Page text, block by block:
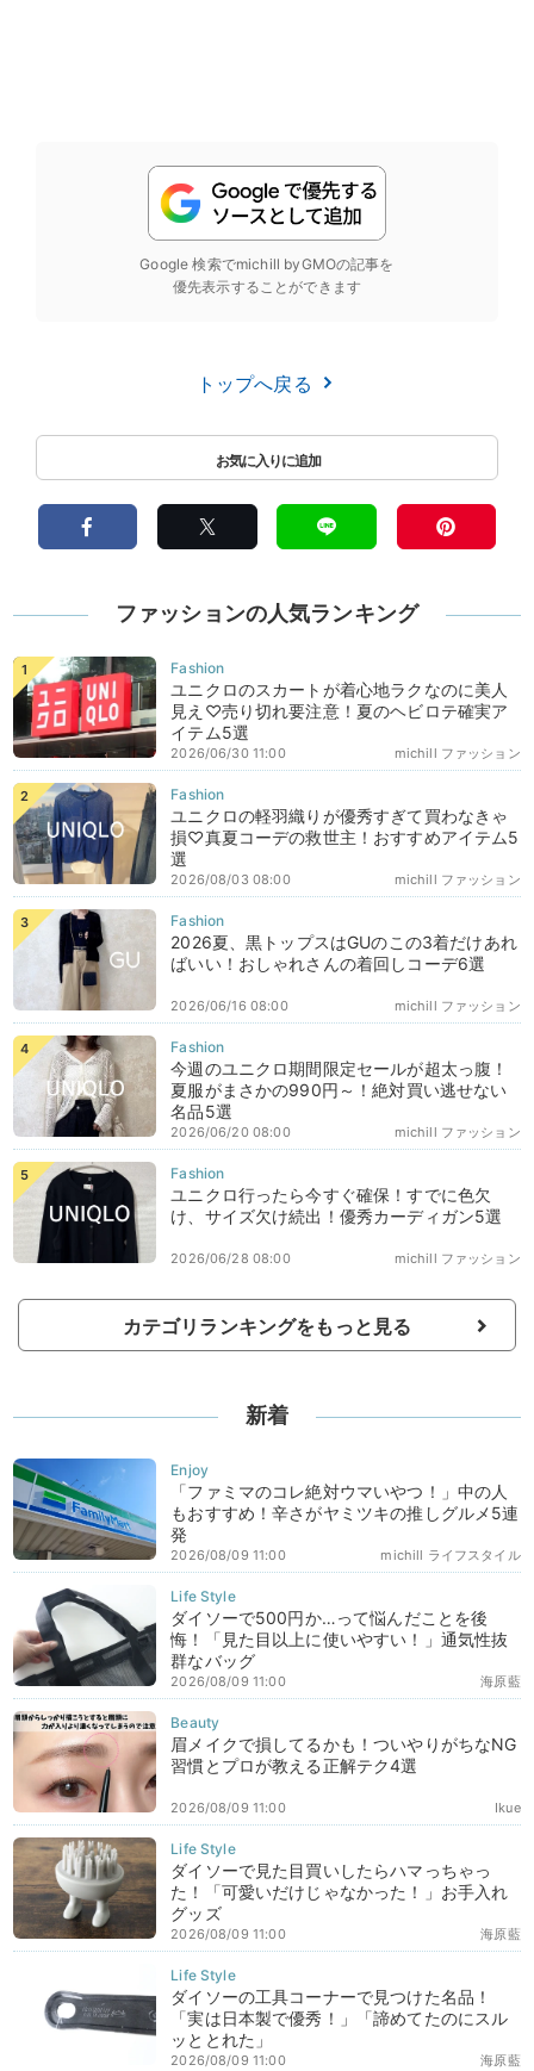
Google 検索でmichill byGMOの記事を
優先表示することができます
トップへ戻る
ファッションの人気ランキング
ユニクロのスカートが着心地ラクなのに美人
見え♡売り切れ要注意！夏のヘビロテ確実ア
イテム5選
michill ファッション
2026/06/30 11:00
ユニクロの軽羽織りが優秀すぎて買わなきゃ
損♡真夏コーデの救世主！おすすめアイテム5
選
michill ファッション
2026/08/03 08:00
2026夏、黒トップスはGUのこの3着だけあれ
ばいい！おしゃれさんの着回しコーデ6選
michill ファッション
2026/06/16 08:00
今週のユニクロ期間限定セールが超太っ腹！
夏服がまさかの990円～！絶対買い逃せない
名品5選
michill ファッション
2026/06/20 08:00
ユニクロ行ったら今すぐ確保！すでに色欠
け、サイズ欠け続出！優秀カーディガン5選
michill ファッション
2026/06/28 08:00
カテゴリランキングをもっと見る
新着
「ファミマのコレ絶対ウマいやつ！」中の人
もおすすめ！辛さがヤミツキの推しグルメ5連
発
michill ライフスタイル
2026/08/09 11:00
ダイソーで500円か…って悩んだことを後
悔！「見た目以上に使いやすい！」通気性抜
群なバッグ
海原藍
2026/08/09 11:00
眉メイクで損してるかも！ついやりがちなNG
習慣とプロが教える正解テク4選
Ikue
2026/08/09 11:00
ダイソーで見た目買いしたらハマっちゃっ
た！「可愛いだけじゃなかった！」お手入れ
グッズ
海原藍
2026/08/09 11:00
ダイソーの工具コーナーで見つけた名品！
「実は日本製で優秀！」「諦めてたのにスル
ッととれた」
海原藍
2026/08/09 11:00